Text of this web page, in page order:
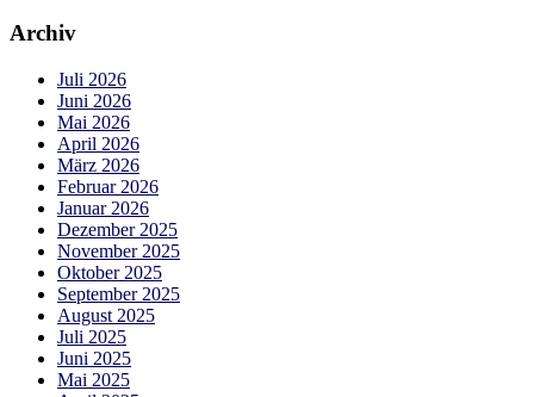
Archiv
Juli 2026
Juni 2026
Mai 2026
April 2026
März 2026
Februar 2026
Januar 2026
Dezember 2025
November 2025
Oktober 2025
September 2025
August 2025
Juli 2025
Juni 2025
Mai 2025